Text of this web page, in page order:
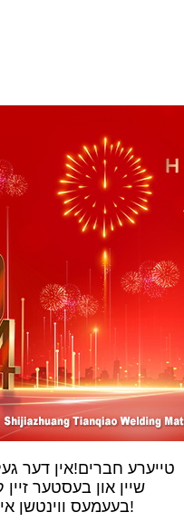
טייערע חברים!אין דער
שיין און בעסטער
בעעמעס ווינטשן איר גליק, פריילעכקייַט און הצלחה!